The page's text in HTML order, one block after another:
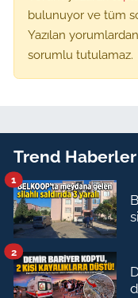
bulunuyor ve tüm
Yazılan
sorumlu tutulamaz.
Trend Haberler
1
2